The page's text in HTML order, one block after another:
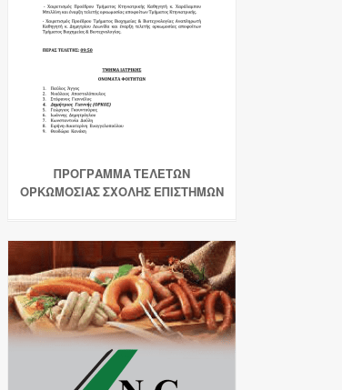
ΠΡΟΓΡΑΜΜΑ ΤΕΛΕΤΩΝ
ΟΡΚΩΜΟΣΙΑΣ ΣΧΟΛΗΣ ΕΠΙΣΤΗΜΩΝ